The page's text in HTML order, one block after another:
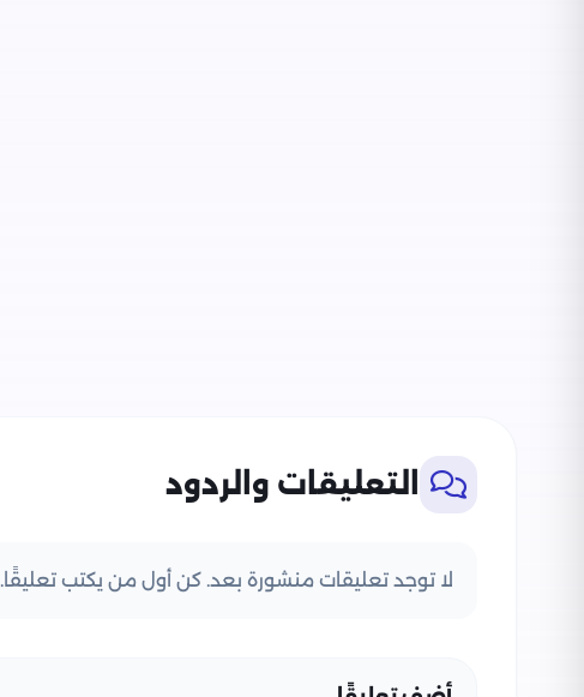
التعليقات والردود
لا توجد تعليقات منشورة بعد. كن أول من يكتب تعليقًا.